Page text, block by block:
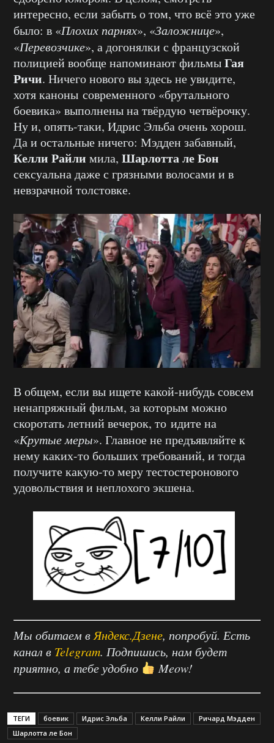
интересно, если забыть о том, что всё это уже
было: в «Плохих парнях», «Заложнице»,
«Перевозчике», а догонялки с французской
полицией вообще напоминают фильмыГая
Ричи. Ничего нового вы здесь не увидите,
хотя каноны современного «брутального
боевика» выполнены на твёрдую четвёрочку.
Ну и, опять-таки, Идрис Эльба очень хорош.
Да и остальные ничего: Мэдден забавный,
Келли Райли мила, Шарлотта ле Бон
сексуальна даже с грязными волосами и в
невзрачной толстовке.
В общем, если вы ищете какой-нибудь совсем
ненапряжный фильм, за которым можно
скоротать летний вечерок, то идите на
«Крутые меры». Главное не предъявляйте к
нему каких-то больших требований, и тогда
получите какую-то меру тестостеронового
удовольствия и неплохого экшена.
Мы обитаем в Яндекс.Дзене, попробуй. Есть
канал в Telegram. Подпишись, нам будет
приятно, а тебе удобно
Meow!
ТЕГИ боевик Идрис Эльба Келли Райли
Ричард Мэдден
Шарлотта ле Бон